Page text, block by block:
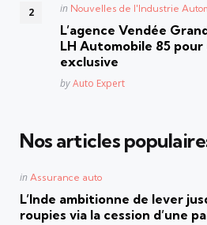
Posted
in Nouvelles de l'Industrie
L’agence Vendée
LH Automobile 85
exclusive
Posted
byAuto Expert
Nos articles
Posted
in Assurance auto
L’Inde ambitionne de lever
roupies via la cession d’une